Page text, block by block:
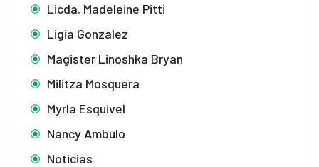
Licda. Madeleine Pitti
Ligia Gonzalez
Magister Linoshka Bryan
Militza Mosquera
Myrla Esquivel
Nancy Ambulo
Noticias